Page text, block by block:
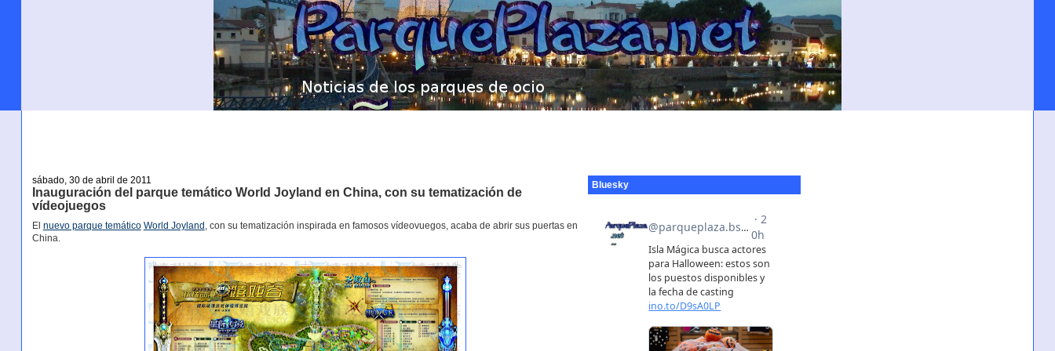
sábado, 30 de abril de 2011
Inauguración del parque temático World Joyland en China, con su tematización de
vídeojuegos
El nuevo parque temático World Joyland , con su tematización inspirada en famosos vídeovuegos, acaba de abrir sus puertas en
China.
Bluesky